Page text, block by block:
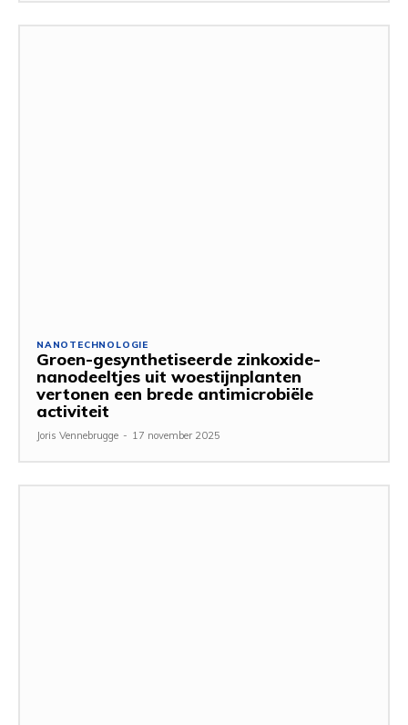
NANOTECHNOLOGIE
Groen-gesynthetiseerde zinkoxide-
nanodeeltjes uit woestijnplanten
vertonen een brede antimicrobiële
activiteit
Joris Vennebrugge - 17 november 2025